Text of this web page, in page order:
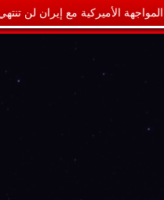
المواجهة الأميركية مع إيران لن